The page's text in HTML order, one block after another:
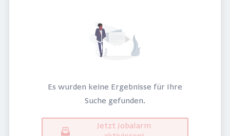
Es wurden keine Ergebnisse für Ihre
Suche gefunden.
Jetzt Jobalarm